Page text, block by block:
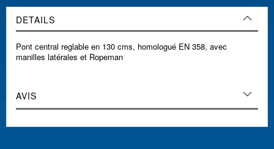
DETAILS
Pont central reglable en 130 cms, homologué EN 358, avec
manilles latérales et Ropeman
AVIS